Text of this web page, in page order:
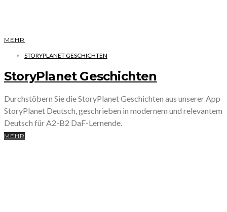
MEHR
STORYPLANET GESCHICHTEN
StoryPlanet Geschichten
Durchstöbern Sie die StoryPlanet Geschichten aus unserer App
StoryPlanet Deutsch, geschrieben in modernem und relevantem
Deutsch für A2-B2 DaF-Lernende.
MEHR